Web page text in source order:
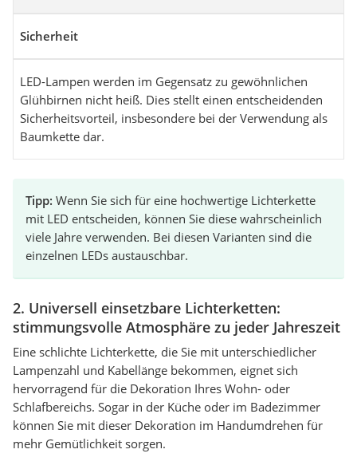
Sicherheit
LED-Lampen werden im Gegensatz zu gewöhnlichen
Glühbirnen nicht heiß. Dies stellt einen entscheidenden
Sicherheitsvorteil, insbesondere bei der Verwendung als
Baumkette dar.
Tipp: Wenn Sie sich für eine hochwertige Lichterkette
mit LED entscheiden, können Sie diese wahrscheinlich
viele Jahre verwenden. Bei diesen Varianten sind die
einzelnen LEDs austauschbar.
2. Universell einsetzbare Lichterketten:
stimmungsvolle Atmosphäre zu jeder Jahreszeit
Eine schlichte Lichterkette, die Sie mit unterschiedlicher
Lampenzahl und Kabellänge bekommen, eignet sich
hervorragend für die Dekoration Ihres Wohn- oder
Schlafbereichs. Sogar in der Küche oder im Badezimmer
können Sie mit dieser Dekoration im Handumdrehen für
mehr Gemütlichkeit sorgen.